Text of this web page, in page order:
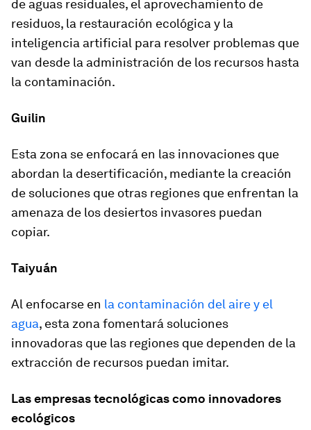
de aguas residuales, el aprovechamiento de
residuos, la restauración ecológica y la
inteligencia artificial para resolver problemas que
van desde la administración de los recursos hasta
la contaminación.
Guilin
Esta zona se enfocará en las innovaciones que
abordan la desertificación, mediante la creación
de soluciones que otras regiones que enfrentan la
amenaza de los desiertos invasores puedan
copiar.
Taiyuán
Al enfocarse en la contaminación del aire y el
agua, esta zona fomentará soluciones
innovadoras que las regiones que dependen de la
extracción de recursos puedan imitar.
Las empresas tecnológicas como innovadores
ecológicos